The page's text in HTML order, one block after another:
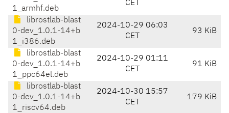
1_armhf.deb
CET
librostlab-blast
0-dev_1.0.1-14+b
1_i386.deb
2024-10-29 06:03
CET
93 KiB
librostlab-blast
0-dev_1.0.1-14+b
1_ppc64el.deb
2024-10-29 01:11
CET
91 KiB
librostlab-blast
0-dev_1.0.1-14+b
1_riscv64.deb
2024-10-30 15:57
CET
179 KiB